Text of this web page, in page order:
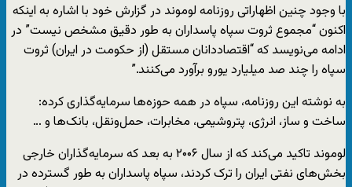
با وجود چنین اظهاراتی روزنامه لوموند در گزارش خود با اشاره به اینکه
اکنون “مجموع ثروت سپاه پاسداران به طور دقیق مشخص نیست” در
ادامه می‌نویسد که “اقتصاددانان مستقل (از حکومت در ایران) ثروت
سپاه را چند صد میلیارد یورو برآورد می‌کنند.”
به نوشته این روزنامه، سپاه در همه حوزه‌ها سرمایه‌گذاری کرده:
ساخت و ساز، انرژی، پتروشیمی، مخابرات، حمل‌ونقل، بانک‌ها و …
لوموند تاکید می‌کند که از سال ۲۰۰۶ به بعد که سرمایه‌گذاران خارجی
بخش‌های نفتی ایران را ترک کردند، سپاه پاسداران به طور گسترده در